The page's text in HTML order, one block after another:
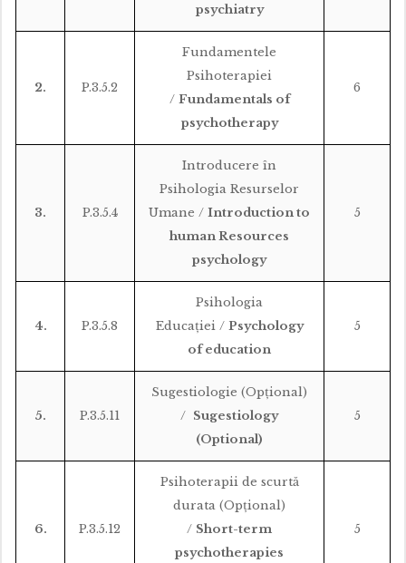
psychiatry
2. P.3.5.2
Fundamentele
Psihoterapiei
/ Fundamentals of
psychotherapy
6
3. P.3.5.4
Introducere în
Psihologia Resurselor
Umane / Introduction to
human Resources
psychology
5
4. P.3.5.8
Psihologia
Educaţiei / Psychology
of education
5
5. P.3.5.11
Sugestiologie (Opțional)
/ Sugestiology
(Optional)
5
6. P.3.5.12
Psihoterapii de scurtă
durata (Opțional)
/ Short-term
psychotherapies
5